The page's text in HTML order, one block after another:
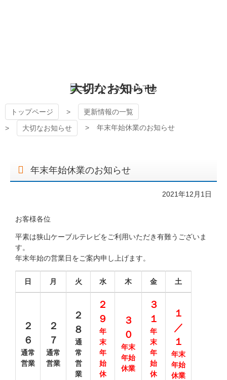
プ
大切なお知らせ
トップページ
更新情報の一覧
大切なお知らせ
年末年始休業のお知らせ
年末年始休業のお知らせ
2021年12月1日
お客様各位
平素は狭山ケーブルテレビをご利用いただき有難うございま
す。
年末年始の営業日をご案内申し上げます。
日 月 火 水 木 金 土
２
６
通常
営業
２
７
通常
営業
２
８
通
常
営
業
２
９
年
末
年
始
休
３
０
年末
年始
休業
３
１
年
末
年
始
休
１
／
１
年末
年始
休業